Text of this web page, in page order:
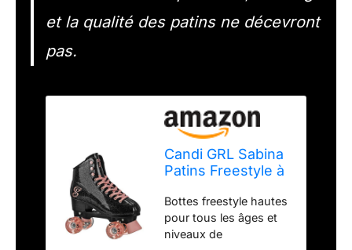
et la qualité des patins ne décevront
pas.
Candi GRL Sabina
Patins Freestyle à
Noir/Rose,
Pointure 39
Bottes freestyle hautes
pour tous les âges et
niveaux de